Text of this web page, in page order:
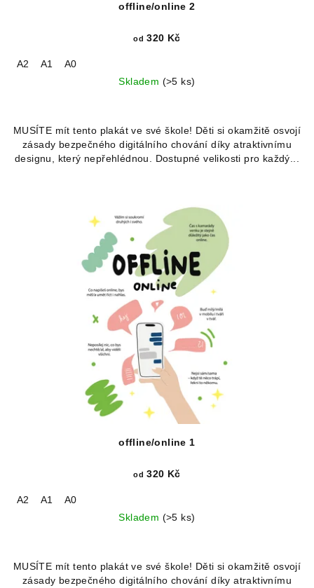
offline/online 2
od 320 Kč
A2 A1
A0
Skladem (>5 ks)
MUSÍTE mít tento plakát ve své škole! Děti si okamžitě osvojí
zásady bezpečného digitálního chování díky atraktivnímu
designu, který nepřehlédnou. Dostupné velikosti pro každý...
offline/online 1
od 320 Kč
A2 A1
A0
Skladem (>5 ks)
MUSÍTE mít tento plakát ve své škole! Děti si okamžitě osvojí
zásady bezpečného digitálního chování díky atraktivnímu